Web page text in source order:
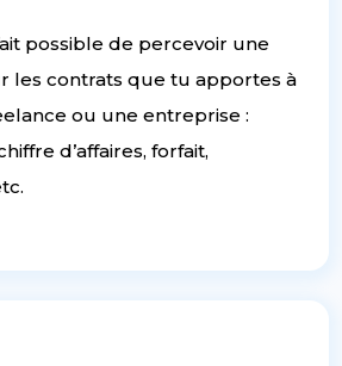
possible de percevoir une
les contrats que tu apportes à
ou une entreprise :
d’affaires, forfait,